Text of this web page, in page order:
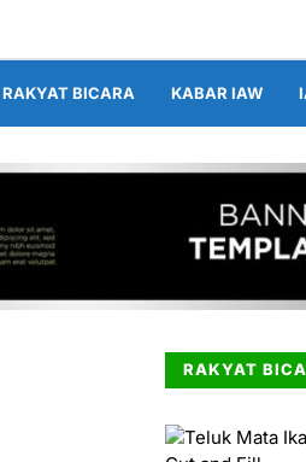
RAKYAT BICARA KABAR IAW
RAKYAT